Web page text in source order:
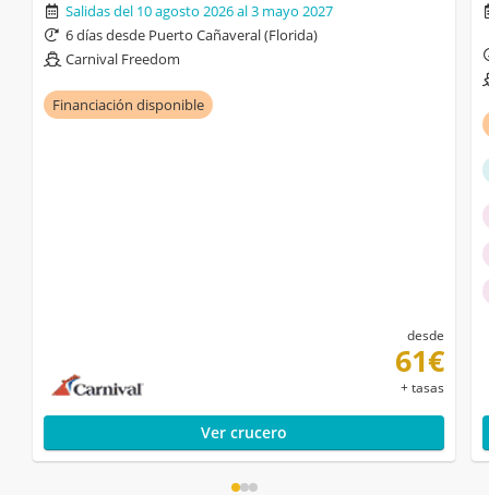
Salidas del 10 agosto 2026 al 3 mayo 2027
6 días desde Puerto Cañaveral (Florida)
Carnival Freedom
Financiación disponible
desde
61€
+ tasas
Ver crucero